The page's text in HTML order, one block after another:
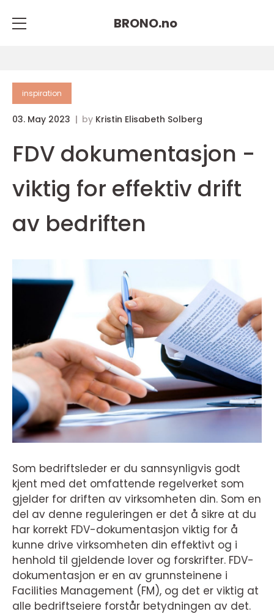
BRONO.no
inspiration
03. May 2023 by Kristin Elisabeth Solberg
FDV dokumentasjon -
viktig for effektiv drift
av bedriften
Som bedriftsleder er du sannsynligvis godt
kjent med det omfattende regelverket som
gjelder for driften av virksomheten din. Som en
del av denne reguleringen er det å sikre at du
har korrekt FDV-dokumentasjon viktig for å
kunne drive virksomheten din effektivt og i
henhold til gjeldende lover og forskrifter. FDV-
dokumentasjon er en av grunnsteinene i
Facilities Management (FM), og det er viktig at
alle bedriftseiere forstår betydningen av det.